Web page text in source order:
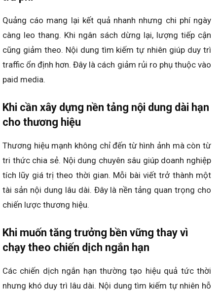
Quảng cáo mang lại kết quả nhanh nhưng chi phí ngày
càng leo thang. Khi ngân sách dừng lại, lượng tiếp cận
cũng giảm theo. Nội dung tìm kiếm tự nhiên giúp duy trì
traffic ổn định hơn. Đây là cách giảm rủi ro phụ thuộc vào
paid media.
Khi cần xây dựng nền tảng nội dung dài hạn
cho thương hiệu
Thương hiệu mạnh không chỉ đến từ hình ảnh mà còn từ
tri thức chia sẻ. Nội dung chuyên sâu giúp doanh nghiệp
tích lũy giá trị theo thời gian. Mỗi bài viết trở thành một
tài sản nội dung lâu dài. Đây là nền tảng quan trọng cho
chiến lược thương hiệu.
Khi muốn tăng trưởng bền vững thay vì
chạy theo chiến dịch ngắn hạn
Các chiến dịch ngắn hạn thường tạo hiệu quả tức thời
nhưng khó duy trì lâu dài. Nội dung tìm kiếm tự nhiên hỗ